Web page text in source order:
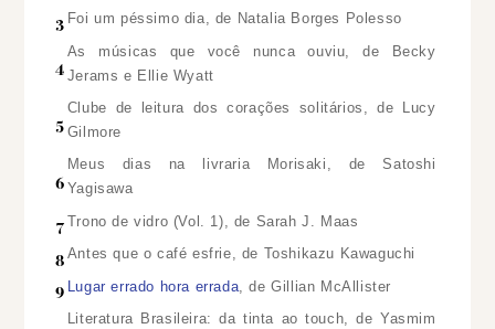
Foi um péssimo dia, de Natalia Borges Polesso
As músicas que você nunca ouviu, de Becky
Jerams e Ellie Wyatt
Clube de leitura dos corações solitários, de Lucy
Gilmore
Meus dias na livraria Morisaki, de Satoshi
Yagisawa
Trono de vidro (Vol. 1), de Sarah J. Maas
Antes que o café esfrie, de Toshikazu Kawaguchi
Lugar errado hora errada , de Gillian McAllister
Literatura Brasileira: da tinta ao touch, de Yasmim